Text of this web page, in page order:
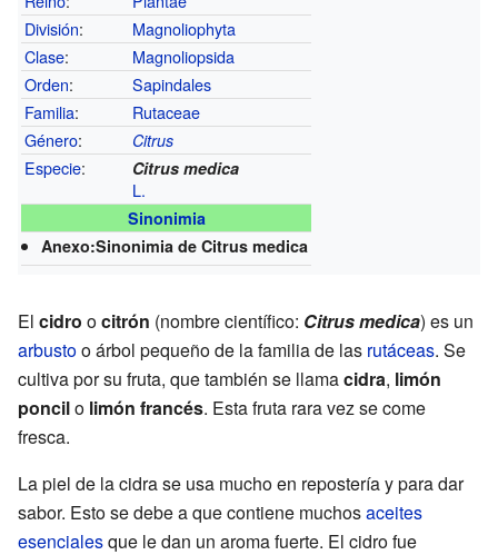
División:
Magnoliophyta
Clase:
Magnoliopsida
Orden:
Sapindales
Familia:
Rutaceae
Género: Citrus
Especie: Citrus medica
L.
Sinonimia
Anexo:Sinonimia de Citrus medica
El cidro ocitrón (nombre científico: Citrus medica) es un
arbustoo árbol pequeño de la familia de las rutáceas. Se
cultiva por su fruta, que también se llamacidra, limón
poncilo limón francés. Esta fruta rara vez se come
fresca.
La piel de la cidra se usa mucho en repostería y para dar
sabor. Esto se debe a que contiene muchosaceites
esencialesque le dan un aroma fuerte. El cidro fue